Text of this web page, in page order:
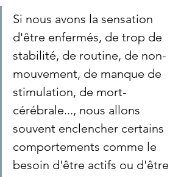
Si nous avons la sensation
d'être enfermés, de trop de
stabilité, de routine, de non-
mouvement, de manque de
stimulation, de mort-
cérébrale..., nous allons
souvent enclencher certains
comportements comme le
besoin d'être actifs ou d'être